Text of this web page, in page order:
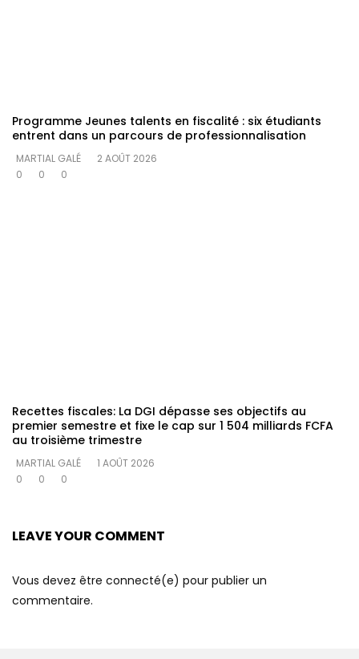
Programme Jeunes talents en fiscalité : six étudiants
entrent dans un parcours de professionnalisation
MARTIAL GALÉ
2 AOÛT 2026
0
0 0
Recettes fiscales: La DGI dépasse ses objectifs au
premier semestre et fixe le cap sur 1 504 milliards FCFA
au troisième trimestre
MARTIAL GALÉ
1 AOÛT 2026
0
0 0
LEAVE YOUR COMMENT
Vous devez être connecté(e) pour publier un
commentaire.